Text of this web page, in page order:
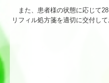
また、患者様の状態に応じて
リフィル処方箋を適切に交付して